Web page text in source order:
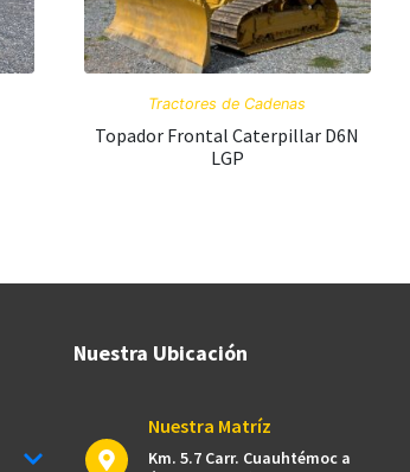
Tractores de Cadenas
Topador Frontal Caterpillar D6N
LGP
Nuestra Ubicación
Nuestra Matríz
Km. 5.7 Carr. Cuauhtémoc a